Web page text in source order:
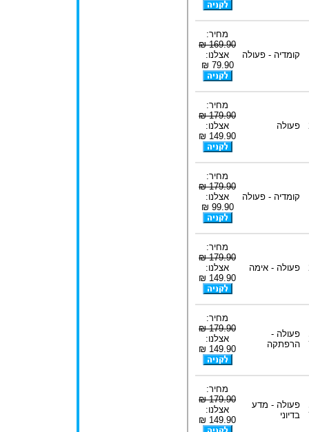
קומדיה - פעולה
מחיר:
169.90 ₪
אצלנו:
79.90 ₪
פעולה
מחיר:
179.90 ₪
אצלנו:
149.90 ₪
קומדיה - פעולה
מחיר:
179.90 ₪
אצלנו:
99.90 ₪
פעולה - אימה
מחיר:
179.90 ₪
אצלנו:
149.90 ₪
פעולה -
הרפתקה
מחיר:
179.90 ₪
אצלנו:
149.90 ₪
פעולה - מדע
בדיוני
מחיר:
179.90 ₪
אצלנו:
149.90 ₪